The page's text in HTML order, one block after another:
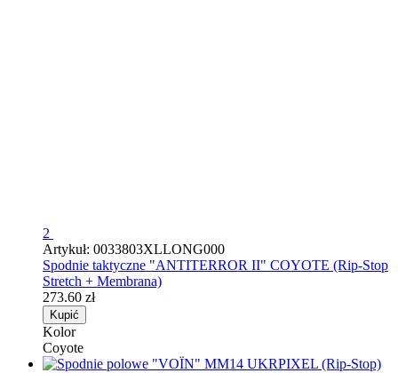
2
Artykuł: 0033803XLLONG000
Spodnie taktyczne "ANTITERROR II" COYOTE (Rip-Stop
Stretch + Membrana)
273.60 zł
Kupić
Kolor
Coyote